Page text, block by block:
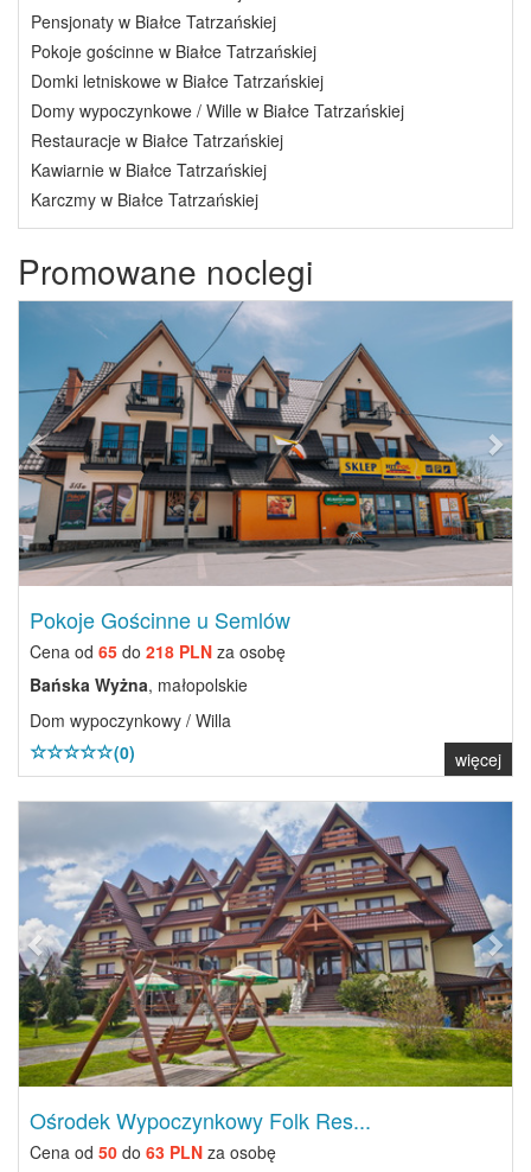
Pensjonaty w Białce Tatrzańskiej
Pokoje gościnne w Białce Tatrzańskiej
Domki letniskowe w Białce Tatrzańskiej
Domy wypoczynkowe / Wille w Białce Tatrzańskiej
Restauracje w Białce Tatrzańskiej
Kawiarnie w Białce Tatrzańskiej
Karczmy w Białce Tatrzańskiej
Promowane noclegi
Previous Next
Pokoje Gościnne u Semlów
Cena od 65 do 218 PLN za osobę
Bańska Wyżna, małopolskie
Dom wypoczynkowy / Willa
(0)
więcej
Ośrodek Wypoczynkowy Folk Res...
Cena od 50 do 63 PLN za osobę